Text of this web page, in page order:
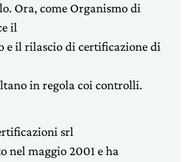
Ora, come Organismo di
il
e il rilascio di certificazione di
in regola coi controlli.
srl
nel maggio 2001 e ha